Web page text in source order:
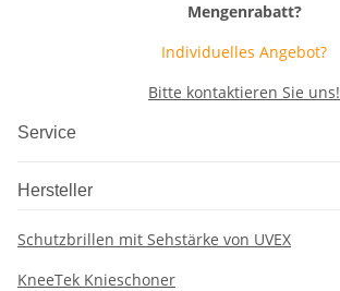
Mengenrabatt?
Individuelles Angebot?
Bitte kontaktieren Sie uns!
Service
Hersteller
Schutzbrillen mit Sehstärke von UVEX
KneeTek Knieschoner